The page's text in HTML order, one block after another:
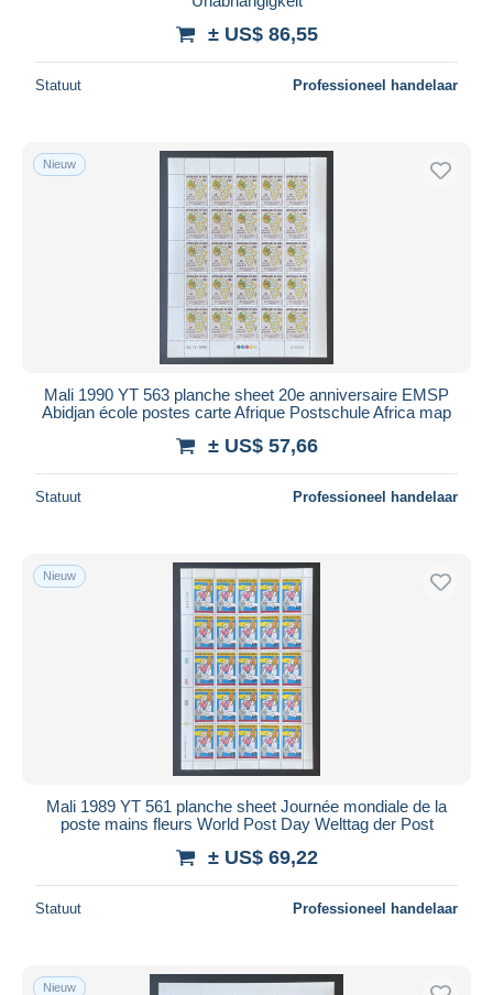
± US$ 86,55
Statuut Professioneel handelaar
Nieuw
Mali 1990 YT 563 planche sheet 20e anniversaire EMSP
Abidjan école postes carte Afrique Postschule Africa map
± US$ 57,66
Statuut Professioneel handelaar
Nieuw
Mali 1989 YT 561 planche sheet Journée mondiale de la
poste mains fleurs World Post Day Welttag der Post
± US$ 69,22
Statuut Professioneel handelaar
Nieuw